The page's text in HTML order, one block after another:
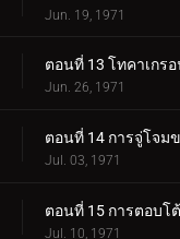
Jun. 19, 1971
ตอนที่ 13 โทคาเกร
Jun. 26, 1971
ตอนที่ 14 การจู่โจม
Jul. 03, 1971
ตอนที่ 15 การตอบโ
Jul. 10, 1971